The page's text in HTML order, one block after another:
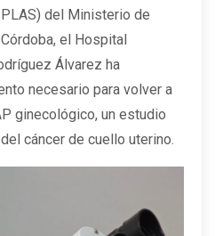
del Ministerio de
el Hospital
Álvarez ha
necesario para volver a
ginecológico, un estudio
cáncer de cuello uterino.